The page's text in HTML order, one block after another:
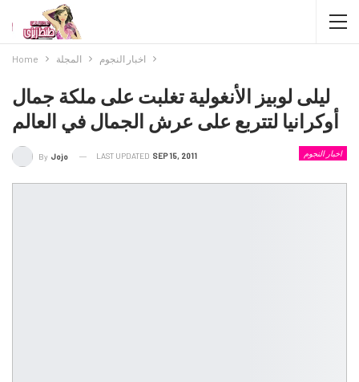
Home المجلة اخبار النجوم
ليلى لوبيز الأنغولية تغلبت على ملكة جمال
أوكرانيا لتتربع على عرش الجمال في العالم
اخبار النجوم By Jojo LAST UPDATED SEP 15, 2011